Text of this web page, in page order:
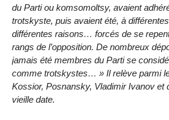
du Parti ou komsomoltsy, avaient
trotskyste, puis avaient été, à
différentes raisons… forcés de se
rangs de l’opposition. De nombreux
jamais été membres du Parti se
comme trotskystes… » Il relève parmi
Kossior, Posnansky, Vladimir Ivanov et
vieille date.